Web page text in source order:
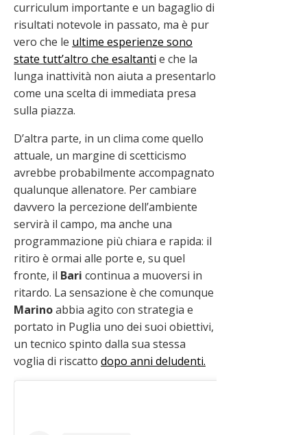
curriculum importante e un bagaglio di
risultati notevole in passato, ma è pur
vero che le ultime esperienze sono
state tutt’altro che esaltanti e che la
lunga inattività non aiuta a presentarlo
come una scelta di immediata presa
sulla piazza.
D’altra parte, in un clima come quello
attuale, un margine di scetticismo
avrebbe probabilmente accompagnato
qualunque allenatore. Per cambiare
davvero la percezione dell’ambiente
servirà il campo, ma anche una
programmazione più chiara e rapida: il
ritiro è ormai alle porte e, su quel
fronte, il Bari continua a muoversi in
ritardo. La sensazione è che comunque
Marinoabbia agito con strategia e
portato in Puglia uno dei suoi obiettivi,
un tecnico spinto dalla sua stessa
voglia di riscatto dopo anni deludenti.